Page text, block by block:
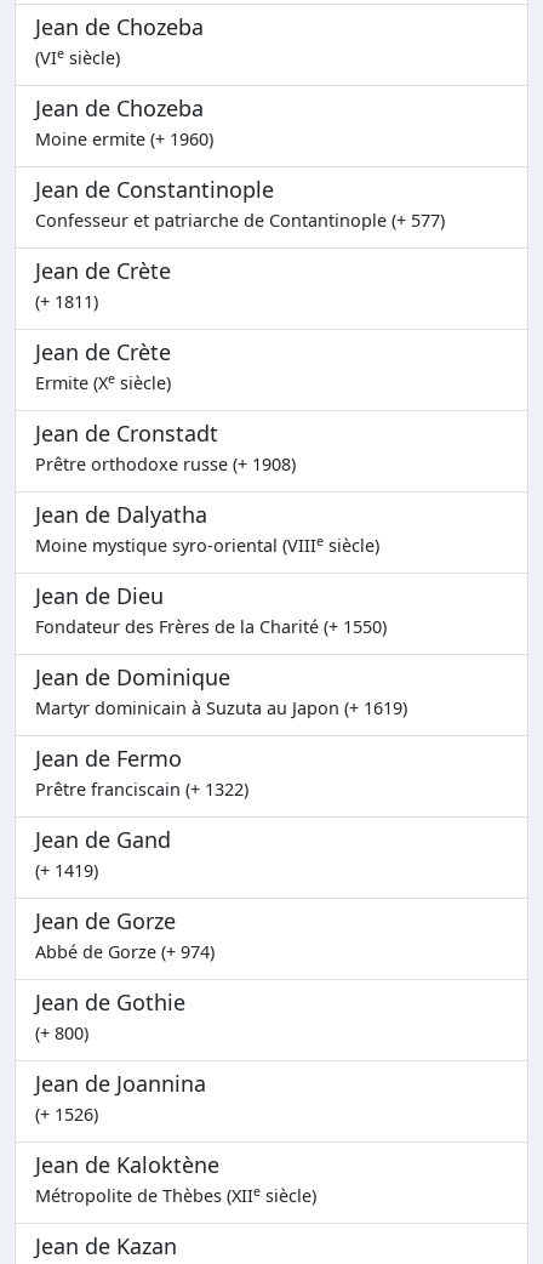
Jean de Chozeba
(VIe siècle)
Jean de Chozeba
Moine ermite (+ 1960)
Jean de Constantinople
Confesseur et patriarche de Contantinople (+ 577)
Jean de Crète
(+ 1811)
Jean de Crète
Ermite (Xe siècle)
Jean de Cronstadt
Prêtre orthodoxe russe (+ 1908)
Jean de Dalyatha
Moine mystique syro-oriental (VIIIe siècle)
Jean de Dieu
Fondateur des Frères de la Charité (+ 1550)
Jean de Dominique
Martyr dominicain à Suzuta au Japon (+ 1619)
Jean de Fermo
Prêtre franciscain (+ 1322)
Jean de Gand
(+ 1419)
Jean de Gorze
Abbé de Gorze (+ 974)
Jean de Gothie
(+ 800)
Jean de Joannina
(+ 1526)
Jean de Kaloktène
Métropolite de Thèbes (XIIe siècle)
Jean de Kazan